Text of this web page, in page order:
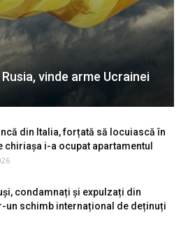
vinde arme Ucrainei
din Italia, forțată să locuiască în
chiriașa i-a ocupat apartamentul
condamnați și expulzați din
un schimb internațional de deținuți